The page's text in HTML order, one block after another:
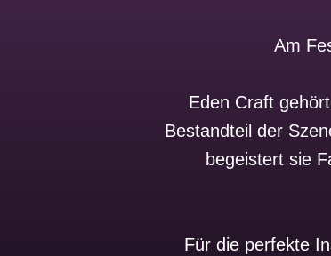
Am
Eden Craft
Bestandteil der
begeistert sie
Für die perfekte